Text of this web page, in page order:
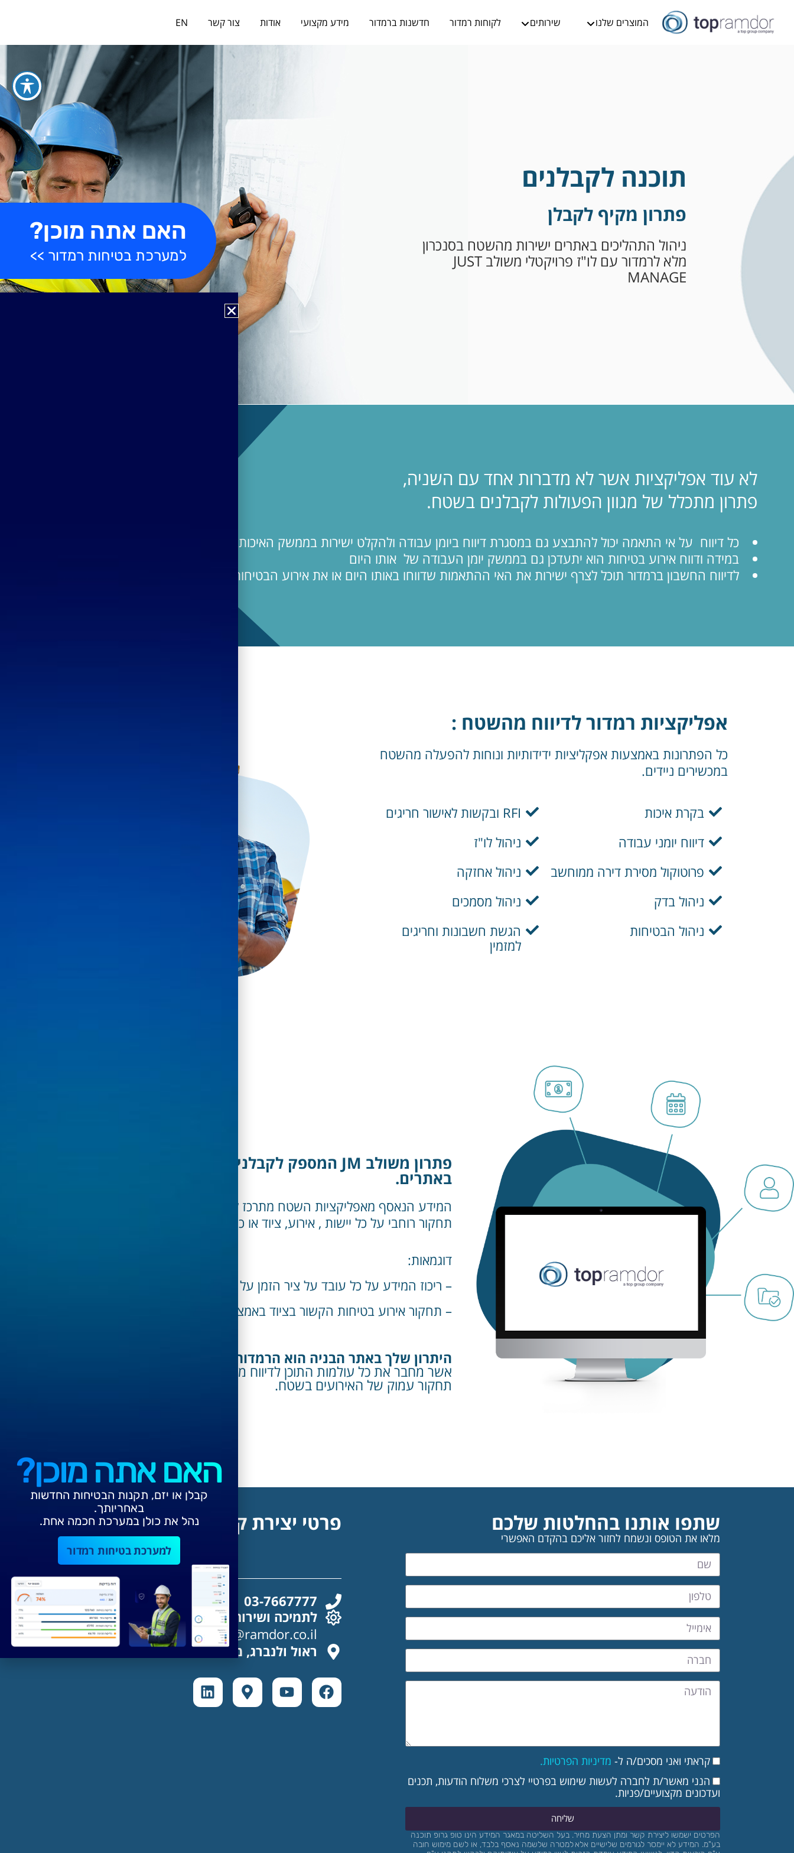
המוצרים שלנו שירותים לקוחות רמדור חדשנות ברמדור מידע מקצועי אודות צור קשר EN
תוכנה לקבלנים
פתרון מקיף לקבלן
ניהול התהליכים באתרים ישירות מהשטח בסנכרון
מלא לרמדור עם לו"ז פרויקטלי משולב JUST
MANAGE
לא עוד אפליקציות אשר לא מדברות אחד עם השניה,
פתרון מתכלל של מגוון הפעולות לקבלנים בשטח.
כל דיווח על אי התאמה יכול להתבצע גם במסגרת דיווח ביומן עבודה ולהקלט ישירות בממשק האיכות
במידה ודווח אירוע בטיחות הוא יתעדכן גם בממשק יומן העבודה של אותו היום
לדיווח החשבון ברמדור תוכל לצרף ישירות את האי ההתאמות שדווחו באותו היום או את אירוע הבטיחות שגרם להגשת חריג.
אפליקציות רמדור לדיווח מהשטח :
כל הפתרונות באמצעות אפקליציות ידידותיות ונוחות להפעלה מהשטח
במכשירים ניידים.
בקרת איכות
דיווח יומני עבודה
פרוטוקול מסירת דירה ממוחשב
ניהול בדק
ניהול הבטיחות
RFI ובקשות לאישור חריגים
ניהול לו"ז
ניהול אחזקה
ניהול מסמכים
הגשת חשבונות וחריגים
למזמין
פתרון משולב JM המספק לקבלנים תמונה רוחבית על הפעילות
באתרים.
תחקור רוחבי על כל יישות , אירוע, ציוד או כוח אדם באתר.
דוגמאות:
– ריכוז המידע על כל עובד על ציר הזמן על פי הדיווח עליו מהשטח.
– תחקור אירוע בטיחות הקשור בציוד באמצעות איתור על פי תמונה במערכת.
היתרון שלך באתר הבניה הוא הרמדור
אשר מחבר את כל עולמות התוכן לדיווח מהשטח לבסיס עבודה דינמי המאפשר
תחקור עמוק של האירועים בשטח.
שתפו אותנו בהחלטות שלכם
מלאו את הטופס ונשמח לחזור אליכם בהקדם האפשרי
קראתי ואני מסכים/ה ל- מדיניות הפרטיות.
הנני מאשר/ת לחברה לעשות שימוש בפרטיי לצרכי משלוח הודעות, תכנים
ועדכונים מקצועיים/פניות.
שליחה
הפרטים ישמשו ליצירת קשר ומתן הצעת מחיר. בעל השליטה במאגר המידע הינו טופ גרופ תוכנה
בע"מ. המידע לא יימסר לגורמים שלישיים אלא למטרה שלשמה נאסף בלבד, או לשם מימוש חובה
פרטי יצירת קשר
03-7667777
לתמיכה ושירות לקוחות:
Support@ramdor.co.il
ראול ולנברג, מגדלי זיו תל אביב
האם אתה מוכן?
למערכת בטיחות רמדור >>
האם אתה מוכן?
קבלן או יזם, תקנות הבטיחות החדשות
באחריותך.
נהל את כולן במערכת חכמה אחת.
למערכת בטיחות רמדור